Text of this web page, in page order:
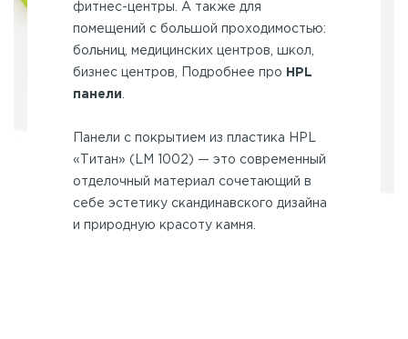
фитнес-центры. А также для
помещений с большой проходимостью:
больниц, медицинских центров, школ,
бизнес центров, Подробнее про
HPL
панели
Панели с покрытием из пластика HPL
«Титан» (LM 1002) — это современный
отделочный материал сочетающий в
себе эстетику скандинавского дизайна
и природную красоту камня.